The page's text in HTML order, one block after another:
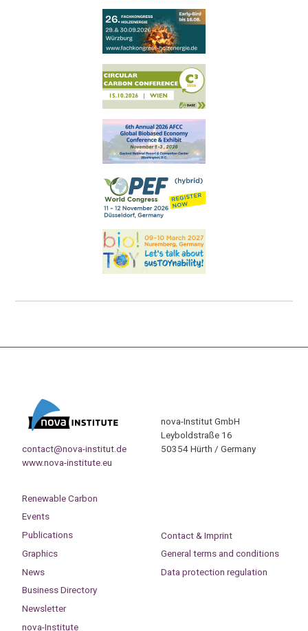
contact@nova-institut.de
www.nova-institute.eu
nova-Institut GmbH
Leyboldstraße 16
50354 Hürth / Germany
Renewable Carbon
Events
Publications
Graphics
News
Business Directory
Newsletter
nova-Institute
Contact & Imprint
General terms and conditions
Data protection regulation